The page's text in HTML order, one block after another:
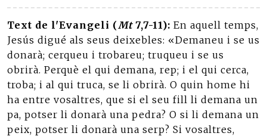
Text de l'Evangeli (Mt7,7-11): En aquell temps,
Jesús digué als seus deixebles: «Demaneu i se us
donarà; cerqueu i trobareu; truqueu i se us
obrirà. Perquè el qui demana, rep; i el qui cerca,
troba; i al qui truca, se li obrirà. O quin home hi
ha entre vosaltres, que si el seu fill li demana un
pa, potser li donarà una pedra? O si li demana un
peix, potser li donarà una serp? Si vosaltres,